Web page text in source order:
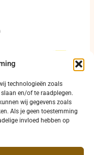
technologieën zoals
en/of te raadplegen.
wij gegevens zoals
Als je geen toestemming
invloed hebben op
in
2026